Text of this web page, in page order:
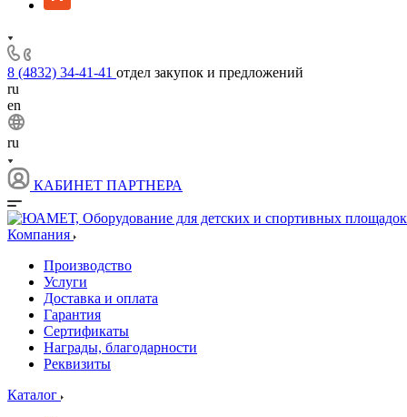
8 (4832) 34-41-41 отдел закупок и предложений
ru
en
ru
КАБИНЕТ ПАРТНЕРА
Компания
Производство
Услуги
Доставка и оплата
Гарантия
Сертификаты
Награды, благодарности
Реквизиты
Каталог